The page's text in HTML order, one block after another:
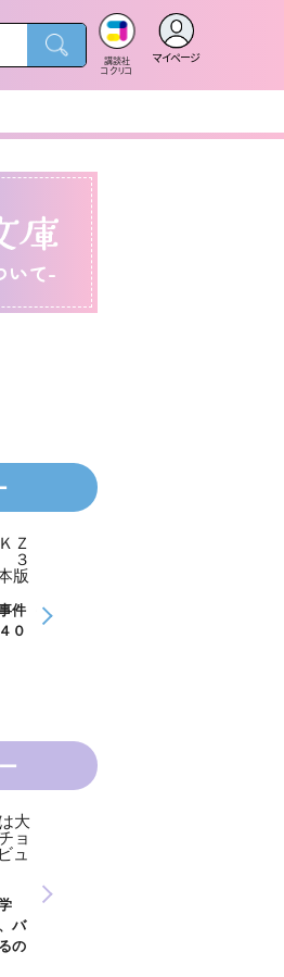
講談社
コクリコ
マイページ
いて-
件
０
ＫＺ’ Ｕｐｐｅｒ
Ｆｉｌｅ 数学者
妖界ナビ・ルナ１～